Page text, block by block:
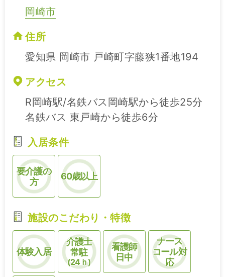
岡崎市
住所
愛知県 岡崎市 戸崎町字藤狭1番地194
アクセス
R岡崎駅/名鉄バス岡崎駅から徒歩25分
名鉄バス 東戸崎から徒歩6分
入居条件
要介護の
方
60歳以上
施設のこだわり・特徴
体験入居
介護士
常駐
(24ｈ)
看護師
日中
ナース
コール対
応